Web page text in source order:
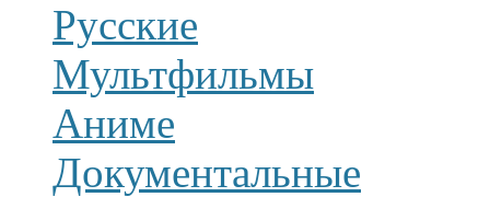
Русские
Мультфильмы
Аниме
Документальные